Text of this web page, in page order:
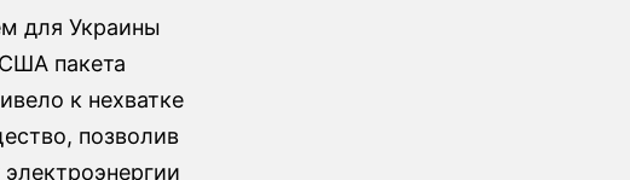
для Украины
пакета
к нехватке
позволив